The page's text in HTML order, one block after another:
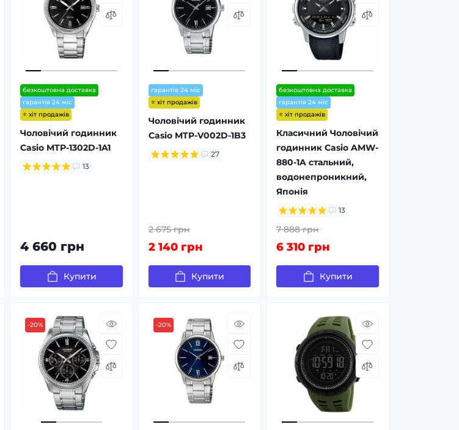
безкоштовна доставка
гарантія 24 міс
⭐ хіт продажів
Чоловічий годинник
Casio MTP-1302D-1A1
13
4 660 грн
Купити
гарантія 24 міс
⭐ хіт продажів
Чоловічий годинник
Casio MTP-V002D-1B3
27
2 675 грн
2 140 грн
Купити
безкоштовна доставка
гарантія 24 міс
⭐ хіт продажів
Класичний Чоловічий
годинник Casio AMW-
880-1A стальний,
водонепроникний,
Японія
13
7 888 грн
6 310 грн
Купити
-20% -20%